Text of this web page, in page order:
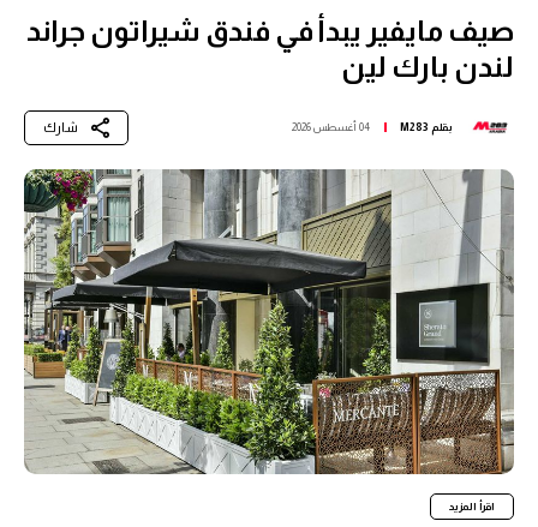
صيف مايفير يبدأ في فندق شيراتون جراند
لندن بارك لين
بقلم M283 04 أغسطس 2026 شارك
اقرأ المزيد